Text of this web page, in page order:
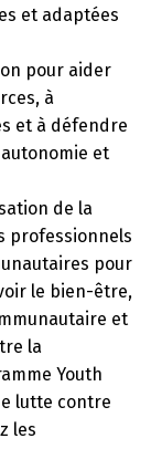
et adaptées
pour aider
à
et à défendre
et
de la
professionnels
pour
le bien-être,
et
la
Youth
lutte contre
les